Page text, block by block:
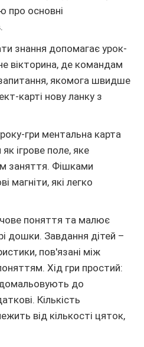
про основні
знання допомагає урок-
вікторина, де командам
якомога швидше
карті нову ланку з
гри ментальна карта
ігрове поле, яке
заняття. Фішками
магніти, які легко
поняття та малює
дошки. Завдання дітей –
пов'язані між
Хід гри простий:
до
Кількість
від кількості цяток,